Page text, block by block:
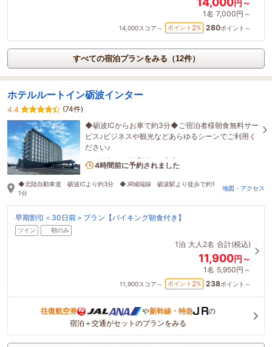
円～
1名 7,000円～
14,000スコア～ ポイント 2% 280ポイント～
すべての宿泊プランをみる（12件）
ホテルルートイン砺波インター
4.4
(74件)
◆砺波ICからお車で約3分◆ご宿泊者様朝食無料サー
ビス♪ビジネスや観光などあらゆるシーンでご利用く
ださい♪
1名がこの宿を見ています
◆北陸自動車道 砺波ICより約3分 ◆JR城端線 砺波駅より徒歩で約1
1分
地図・アクセス
早期割引＜30日前＞プラン【バイキング朝食付き】
ツイン 朝のみ
1泊 大人2名 合計(税込)
11,900円～
1名 5,950円～
11,900スコア～ ポイント 2% 238ポイント～
往復航空券 や新幹線・特急
の
宿泊＋交通がセットのプランをみる